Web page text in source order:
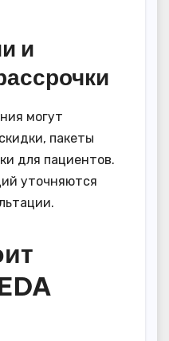
и
могут
пакеты
для пациентов.
уточняются